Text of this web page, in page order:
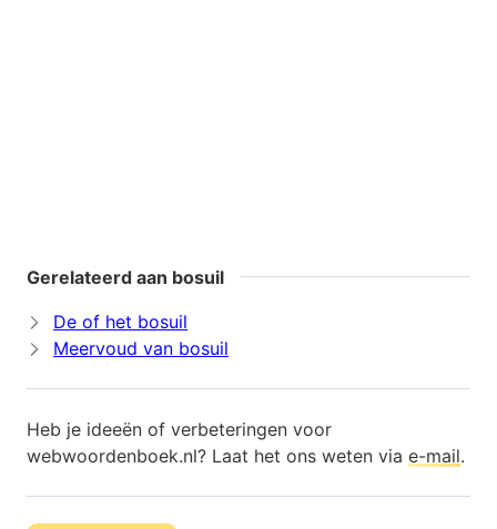
Gerelateerd aan bosuil
De of het bosuil
Meervoud van bosuil
Heb je ideeën of verbeteringen voor
webwoordenboek.nl? Laat het ons weten via e-mail.